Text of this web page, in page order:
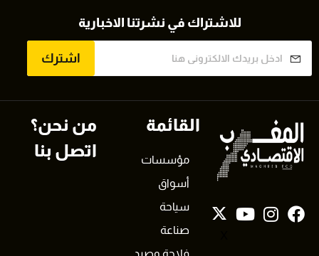
للاشتراك في نشرتنا الاخبارية
اشترك
القائمة
مؤسسات
أسواق
سياحة
صناعة
فلاحة وصيد
من نحن؟
اتصل بنا